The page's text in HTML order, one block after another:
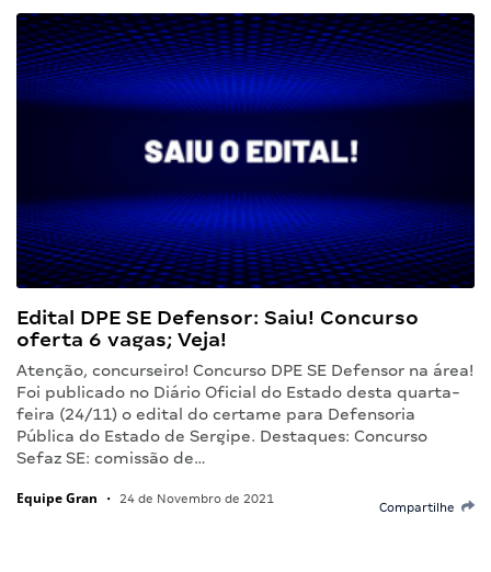
Edital DPE SE Defensor: Saiu! Concurso
oferta 6 vagas; Veja!
Atenção, concurseiro! Concurso DPE SE Defensor na área!
Foi publicado no Diário Oficial do Estado desta quarta-
feira (24/11) o edital do certame para Defensoria
Pública do Estado de Sergipe. Destaques: Concurso
Sefaz SE: comissão de…
Equipe Gran • 24 de Novembro de 2021
Compartilhe